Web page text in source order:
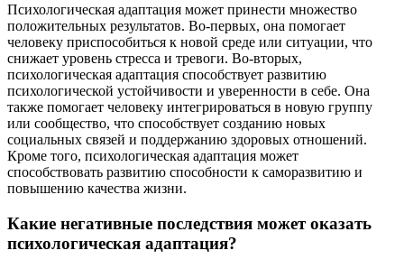
Психологическая адаптация может принести множество
положительных результатов. Во-первых, она помогает
человеку приспособиться к новой среде или ситуации, что
снижает уровень стресса и тревоги. Во-вторых,
психологическая адаптация способствует развитию
психологической устойчивости и уверенности в себе. Она
также помогает человеку интегрироваться в новую группу
или сообщество, что способствует созданию новых
социальных связей и поддержанию здоровых отношений.
Кроме того, психологическая адаптация может
способствовать развитию способности к саморазвитию и
повышению качества жизни.
Какие негативные последствия может оказать
психологическая адаптация?